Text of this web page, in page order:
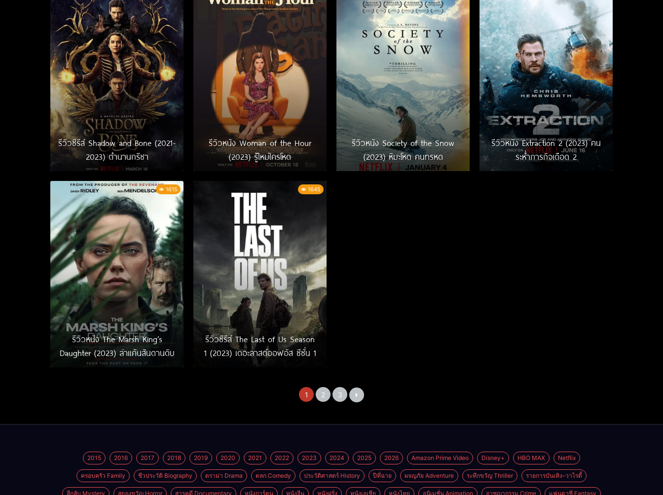
รีวิวซีรีส์ Shadow and Bone (2021-
2023) ตำนานกรีชา
รีวิวหนัง Woman of the Hour
(2023) รู้ไหมใครโหด
รีวิวหนัง Society of the Snow
(2023) หิมะโหด คนทรหด
รีวิวหนัง Extraction 2 (2023) คน
ระห่ำภารกิจเดือด 2
1615
รีวิวหนัง The Marsh King’s
Daughter (2023) ล่าแค้นสันดานดิบ
1645
รีวิวซีรีส์ The Last of Us Season
1 (2023) เดอะลาสต์ออฟอัส ซีซั่น 1
1 2 3
2015 2016 2017 2018 2019 2020 2021 2022 2023 2024 2025 2026 Amazon Prime Video Disney+ HBO MAX Netflix
ครอบครัว Family ชีวประวัติ Biography ดราม่า Drama ตลก Comedy ประวัติศาสตร์ History ปีที่ฉาย ผจญภัย Adventure ระทึกขวัญ Thriller รายการบันเทิง–วาไรตี้
ลึกลับ Mystery สยองขวัญ Horror สารคดี Documentary หนังการ์ตูน หนังจีน หนังฝรั่ง หนังเอเชีย หนังไทย อนิเมชั่น Animation อาชญากรรม Crime แฟนตาซี Fantasy